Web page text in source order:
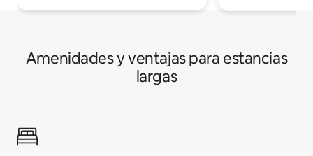
Amenidades y ventajas para estancias
largas